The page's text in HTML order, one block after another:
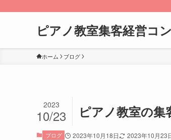
ピアノ教室集客経営コ
ホーム ブログ
ピアノ教室の集
2023
10/23
ブログ 2023年10月18日 2023年10月23